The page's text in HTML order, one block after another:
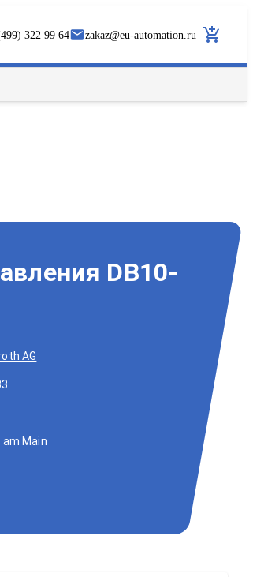
322 99 64 zakaz@eu-automation.ru
DB10-
AG
am Main